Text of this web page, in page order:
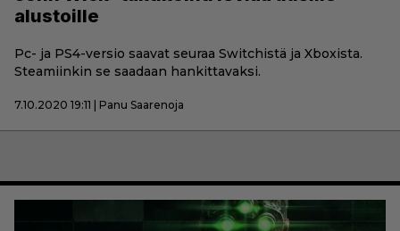
alustoille
Pc- ja PS4-versio saavat seuraa Switchistä ja Xboxista.
Steamiinkin se saadaan hankittavaksi.
7.10.2020 19:11 | Panu Saarenoja